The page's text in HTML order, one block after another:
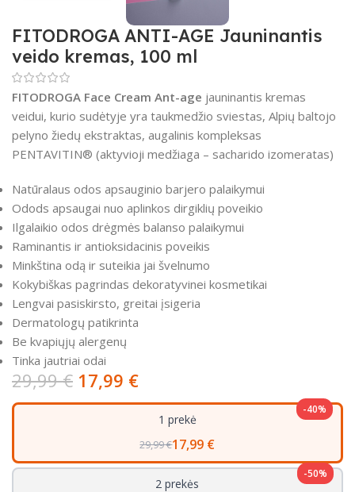
FITODROGA ANTI-AGE Jauninantis
veido kremas, 100 ml
FITODROGA Face Cream Ant-age jauninantis kremas
veidui, kurio sudėtyje yra taukmedžio sviestas, Alpių baltojo
pelyno žiedų ekstraktas, augalinis kompleksas
PENTAVITIN® (aktyvioji medžiaga – sacharido izomeratas)
Natūralaus odos apsauginio barjero palaikymui
Odods apsaugai nuo aplinkos dirgiklių poveikio
Ilgalaikio odos drėgmės balanso palaikymui
Raminantis ir antioksidacinis poveikis
Minkština odą ir suteikia jai švelnumo
Kokybiškas pagrindas dekoratyvinei kosmetikai
Lengvai pasiskirsto, greitai įsigeria
Dermatologų patikrinta
Be kvapiųjų alergenų
Tinka jautriai odai
29,99€ 17,99 €
-40%
1 prekė
29,99 €17,99 €
-50%
2 prekės